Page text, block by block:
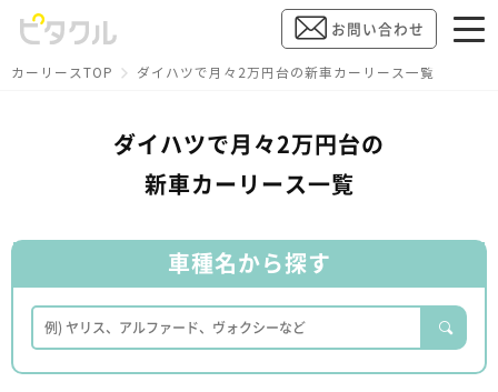
お問い合わせ
カーリースTOP ダイハツで月々2万円台の新車カーリース一覧
ダイハツで月々2万円台の
新車カーリース一覧
車種名から探す